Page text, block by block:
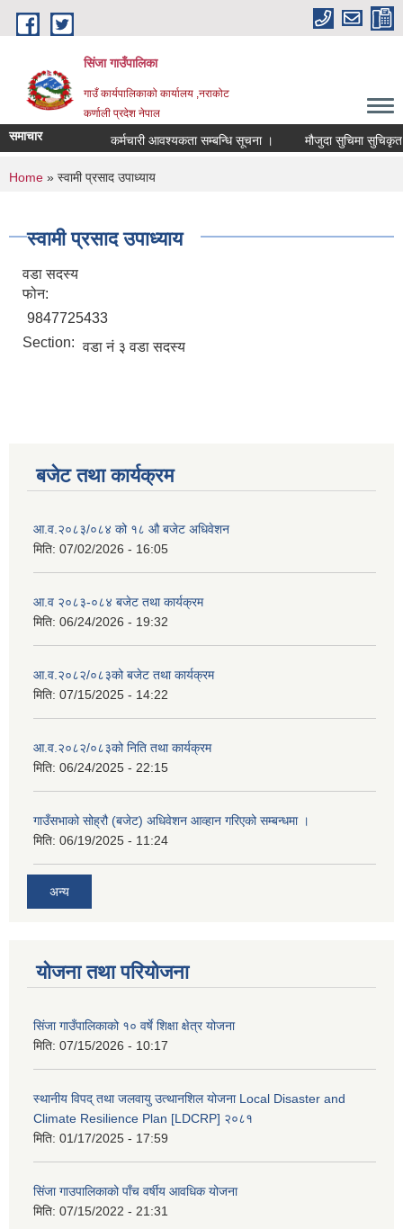
Skip to main content
सिंजा गाउँपालिका
गाउँ कार्यपालिकाको कार्यालय ,नराकोट
कर्णाली प्रदेश नेपाल
समाचार कर्मचारी आवश्यकता सम्बन्धि सूचना । मौजुदा सुचिमा सुचिकृत हुने
You are here
Home » स्वामी प्रसाद उपाध्याय
स्वामी प्रसाद उपाध्याय
वडा सदस्य
फोन:
9847725433
Section: वडा नं ३ वडा सदस्य
बजेट तथा कार्यक्रम
आ.व.२०८३/०८४ को १८ ‍औ बजेट अधिवेशन
मिति: 07/02/2026 - 16:05
आ.व २०८३-०८४ बजेट तथा कार्यक्रम
मिति: 06/24/2026 - 19:32
आ.व.२०८२/०८३को बजेट तथा कार्यक्रम
मिति: 07/15/2025 - 14:22
आ.व.२०८२/०८३को निति तथा कार्यक्रम
मिति: 06/24/2025 - 22:15
गाउँसभाको सोह्रौ (बजेट) अधिवेशन आव्हान गरिएको सम्बन्धमा ।
मिति: 06/19/2025 - 11:24
अन्य
योजना तथा परियोजना
सिंजा गाउँपालिकाको १० वर्षे शिक्षा क्षेत्र योजना
मिति: 07/15/2026 - 10:17
स्थानीय विपद् तथा जलवायु उत्थानशिल योजना Local Disaster and
Climate Resilience Plan [LDCRP] २०८१
मिति: 01/17/2025 - 17:59
सिंजा गाउपालिकाको पाँच वर्षीय आवधिक योजना
मिति: 07/15/2022 - 21:31